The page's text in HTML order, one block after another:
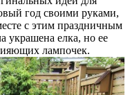
год своими руками,
с этим праздничным
украшена елка, но ее
лампочек.